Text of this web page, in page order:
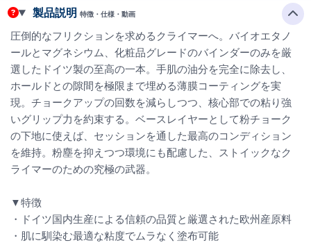
製品説明 特徴・仕様・動画
圧倒的なフリクションを求めるクライマーへ。バイオエタノ
ールとマグネシウム、化粧品グレードのバインダーのみを厳
選したドイツ製の至高の一本。手肌の油分を完全に除去し、
ホールドとの隙間を極限まで埋める薄膜コーティングを実
現。チョークアップの回数を減らしつつ、核心部での粘り強
いグリップ力を約束する。ベースレイヤーとして粉チョーク
の下地に使えば、セッションを通した最高のコンディション
を維持。粉塵を抑えつつ環境にも配慮した、ストイックなク
ライマーのための究極の武器。
▼特徴
・ドイツ国内生産による信頼の品質と厳選された欧州産原料
・肌に馴染む最適な粘度でムラなく塗布可能